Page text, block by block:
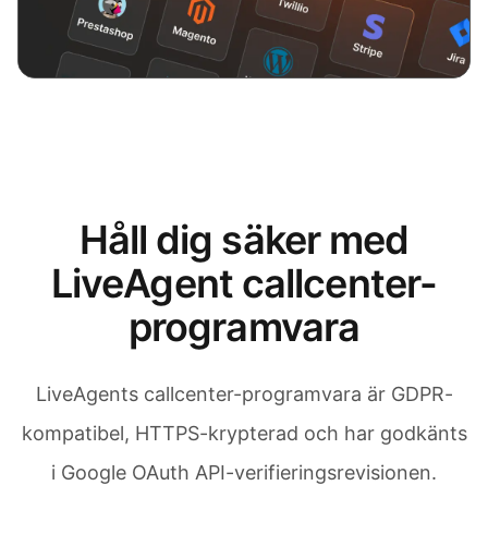
Håll dig säker med
LiveAgent callcenter-
programvara
LiveAgents callcenter-programvara är GDPR-
kompatibel, HTTPS-krypterad och har godkänts
i Google OAuth API-verifieringsrevisionen.